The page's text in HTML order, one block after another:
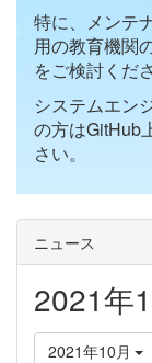
特に、メンテ
用の教育機関
をご検討くだ
システムエン
の方はGitHub
さい。
ニュース
2021年
2021年10月